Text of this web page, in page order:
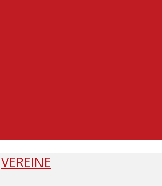
VEREINE